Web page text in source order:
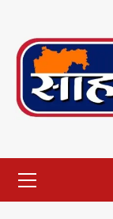
content
Menu